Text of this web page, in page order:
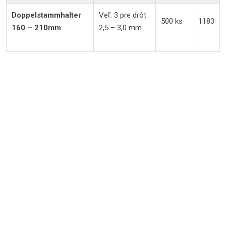
Doppelstammhalter
160 – 210mm
Veľ. 3 pre drôt
2,5 – 3,0 mm
500 ks 1183